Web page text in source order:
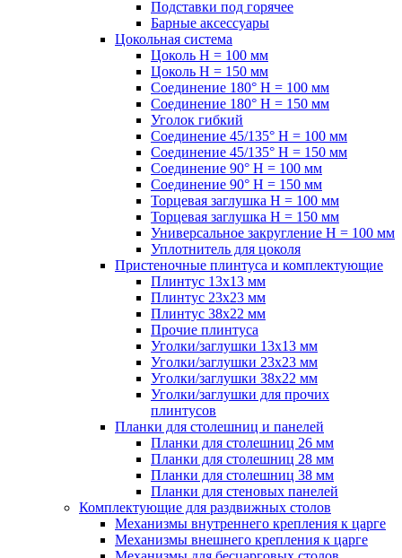
Подставки под горячее
Барные аксессуары
Цокольная система
Цоколь H = 100 мм
Цоколь H = 150 мм
Соединение 180° H = 100 мм
Соединение 180° H = 150 мм
Уголок гибкий
Соединение 45/135° H = 100 мм
Соединение 45/135° H = 150 мм
Соединение 90° H = 100 мм
Соединение 90° H = 150 мм
Торцевая заглушка H = 100 мм
Торцевая заглушка H = 150 мм
Универсальное закругление H = 100 мм
Уплотнитель для цоколя
Пристеночные плинтуса и комплектующие
Плинтус 13х13 мм
Плинтус 23х23 мм
Плинтус 38х22 мм
Прочие плинтуса
Уголки/заглушки 13х13 мм
Уголки/заглушки 23х23 мм
Уголки/заглушки 38х22 мм
Уголки/заглушки для прочих
плинтусов
Планки для столешниц и панелей
Планки для столешниц 26 мм
Планки для столешниц 28 мм
Планки для столешниц 38 мм
Планки для стеновых панелей
Комплектующие для раздвижных столов
Механизмы внутреннего крепления к царге
Механизмы внешнего крепления к царге